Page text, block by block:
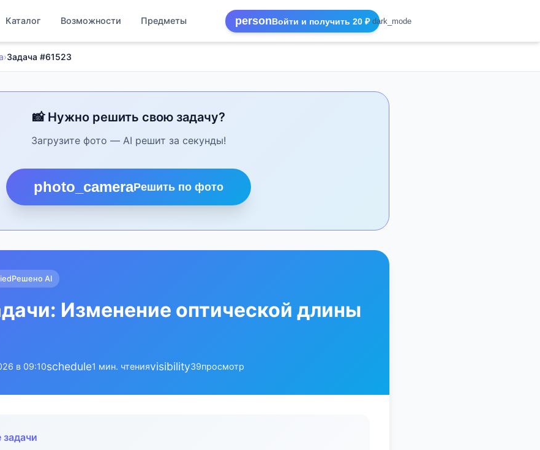
Каталог Возможности Предметы personВойти и получить 20 ₽ dark_mode
›Задача #61523
📸 Нужно решить свою задачу?
Загрузите фото — AI решит за секунды!
photo_cameraРешить по фото
Решено AI
Изменение оптической длины
в 09:10schedule1 мин. чтенияvisibility39просмотр
задачи